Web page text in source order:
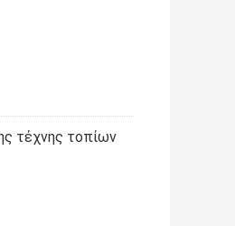
τέχνης τοπίων